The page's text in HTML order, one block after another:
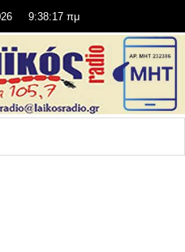
9:38:19 πμ